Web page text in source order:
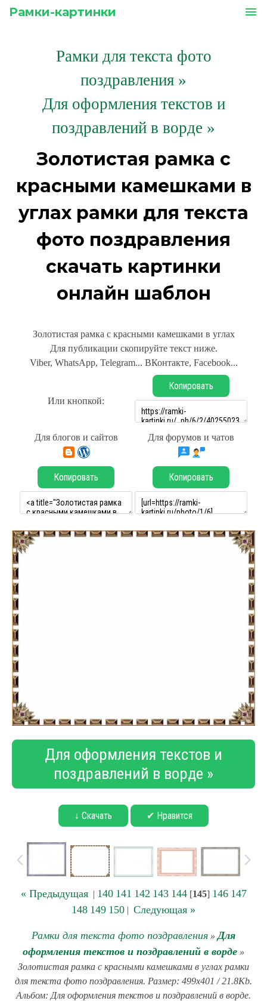
Рамки-картинки menu
Рамки для текста фото
поздравления »
Для оформления текстов и
поздравлений в ворде »
Золотистая рамка с
красными камешками в
углах рамки для текста
фото поздравления
скачать картинки
онлайн шаблон
Золотистая рамка с красными камешками в углах
Для публикации скопируйте текст ниже.
Viber, WhatsApp, Telegram... ВКонтакте, Facebook...
Или кнопкой:
Копировать
Для блогов и сайтов Для форумов и чатов
Копировать Копировать
Для оформления текстов и
поздравлений в ворде »
↓ Скачать ✔ Нравится
« Предыдущая| 140 141 142 143 144[145] 146 147
148 149 150 | Следующая »
Рамки для текста фото поздравления » Для
оформления текстов и поздравлений в ворде »
Золотистая рамка с красными камешками в углах рамки
для текста фото поздравления. Размер: 499x401 / 21.8Kb.
Альбом: Для оформления текстов и поздравлений в ворде.